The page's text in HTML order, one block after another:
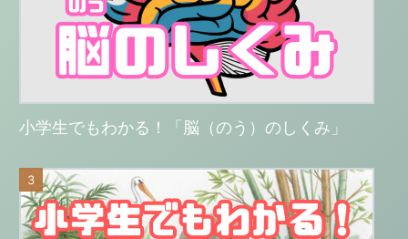
小学生でもわかる！「脳（のう）のしくみ」